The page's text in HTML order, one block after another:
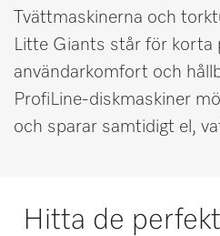
Tvättmaskinerna och
Litte Giants står för korta
användarkomfort och
ProfiLine-diskmaskiner
och sparar samtidigt el,
Hitta de